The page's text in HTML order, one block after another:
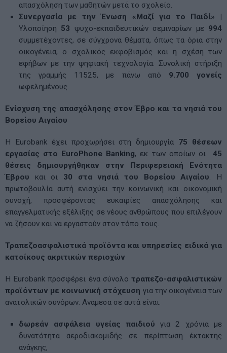
απασχόληση των μαθητών μετά το σχολείο.
Συνεργασία με την Ένωση «Μαζί για το Παιδί» |
Υλοποίηση 53 ψυχο-εκπαιδευτικών σεμιναρίων με 994
συμμετέχοντες, σε σύγχρονα θέματα, όπως τα όρια στην
οικογένεια, ο σχολικός εκφοβισμός και η σχέση των
εφήβων με την ψηφιακή τεχνολογία. Συνολική στήριξη
της γραμμής 11525, με πάνω από 9.700 γονείς
ωφελημένους.
Ενίσχυση της απασχόλησης στον Έβρο και τα νησιά του
Βορείου Αιγαίου
Η Eurobank έχει προχωρήσει στη δημιουργία 75 θέσεων
εργασίας στο EuroPhone Banking, εκ των οποίων οι45
θέσεις δημιουργήθηκαν στην Περιφερειακή Ενότητα
Έβρου και οι 30 στα νησιά του Βορείου Αιγαίου. Η
πρωτοβουλία αυτή ενισχύει την κοινωνική και οικονομική
συνοχή, προσφέροντας ευκαιρίες απασχόλησης και
επαγγελματικής εξέλιξης σε νέους ανθρώπους που επιλέγουν
να ζήσουν και να εργαστούν στον τόπο τους.
Τραπεζοασφαλιστικά προϊόντα και υπηρεσίες ειδικά για
κατοίκους ακριτικών περιοχών
Η Eurobank προσφέρει ένα σύνολο τραπεζο-ασφαλιστικών
προϊόντων με κοινωνική στόχευση για την οικογένεια των
ανατολικών συνόρων. Ανάμεσα σε αυτά είναι:
δωρεάν ασφάλεια υγείας παιδιού για 2 χρόνια με
δυνατότητα αεροδιακομιδής σε περίπτωση έκτακτης
ανάγκης,